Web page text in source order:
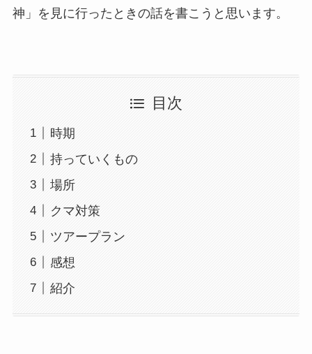
神」を見に行ったときの話を書こうと思います。
目次
時期
持っていくもの
場所
クマ対策
ツアープラン
感想
紹介